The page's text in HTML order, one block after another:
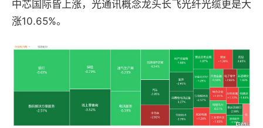
中芯国际皆上涨，光通讯概念龙头长飞光纤光缆更是大
涨10.65%。